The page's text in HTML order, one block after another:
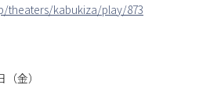
theaters/kabukiza/play/873
金）